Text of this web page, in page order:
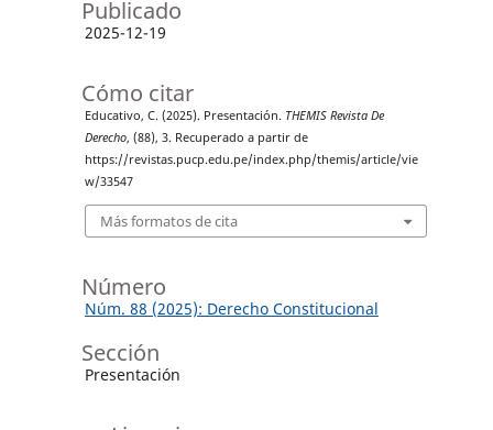
Publicado
2025-12-19
Cómo citar
Educativo, C. (2025). Presentación. THEMIS Revista De
Derecho, (88), 3. Recuperado a partir de
https://revistas.pucp.edu.pe/index.php/themis/article/vie
w/33547
Más formatos de cita
Número
Núm. 88 (2025): Derecho Constitucional
Sección
Presentación